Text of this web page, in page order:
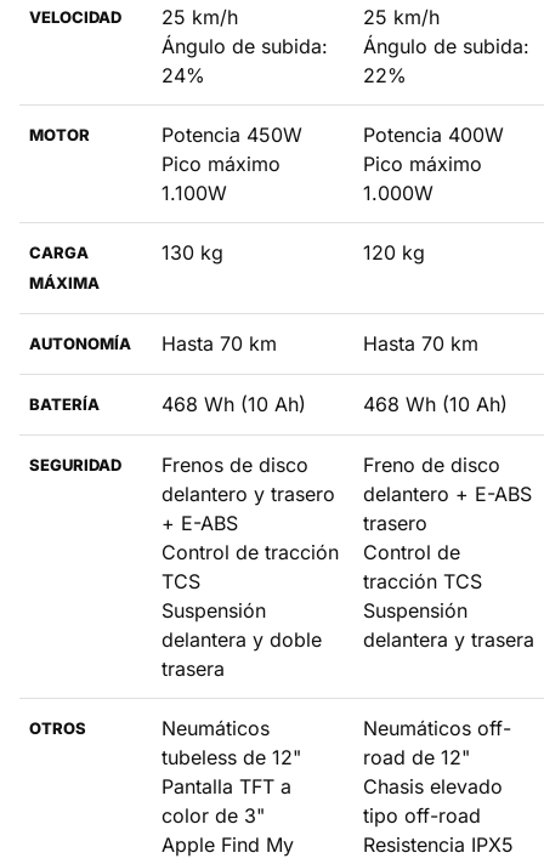
VELOCIDAD
25 km/h
Ángulo de subida:
24%
25 km/h
Ángulo de subida:
22%
MOTOR
Potencia 450W
Pico máximo
1.100W
Potencia 400W
Pico máximo
1.000W
CARGA
MÁXIMA
130 kg 120 kg
AUTONOMÍA Hasta 70 km Hasta 70 km
BATERÍA 468 Wh (10 Ah) 468 Wh (10 Ah)
SEGURIDAD
Frenos de disco
delantero y trasero
+ E-ABS
Control de tracción
TCS
Suspensión
delantera y doble
trasera
Freno de disco
delantero + E-ABS
trasero
Control de
tracción TCS
Suspensión
delantera y trasera
OTROS
Neumáticos
tubeless de 12"
Pantalla TFT a
color de 3"
Apple Find My
Neumáticos off-
road de 12"
Chasis elevado
tipo off-road
Resistencia IPX5